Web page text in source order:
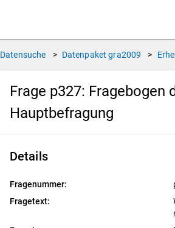
Datensuche > Datenpaket gra2009 >
Frage p327: Fragebogen
Hauptbefragung
Details
Fragenummer:
Fragetext: